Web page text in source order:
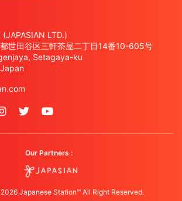
LTD.)
田谷区三軒茶屋二丁目14番10-605号
Setagaya-ku
Our Partners :
Japanese Station™ All Right Reserved.